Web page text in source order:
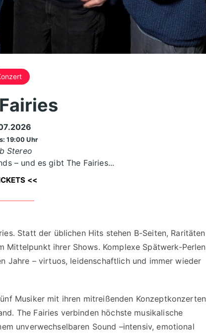
19:00 Uhr
Stereo
– und es gibt The Fairies...
<<
Statt der üblichen Hits stehen B-Seiten, Raritäten
Mittelpunkt ihrer Shows. Komplexe Spätwerk-Perlen
Jahre – virtuos, leidenschaftlich und immer wieder
Musiker mit ihren mitreißenden Konzeptkonzerten
The Fairies verbinden höchste musikalische
unverwechselbaren Sound –intensiv, emotional